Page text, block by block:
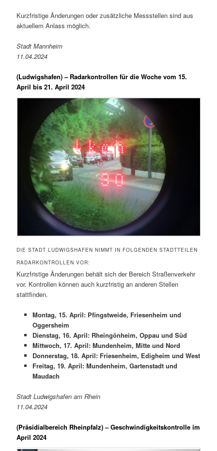
Kurzfristige Änderungen oder zusätzliche Messstellen sind aus
aktuellem Anlass möglich.
Stadt Mannheim
11.04.2024
(Ludwigshafen) – Radarkontrollen für die Woche vom 15.
April bis 21. April 2024
DIE STADT LUDWIGSHAFEN NIMMT IN FOLGENDEN STADTTEILEN
RADARKONTROLLEN VOR:
Kurzfristige Änderungen behält sich der Bereich Straßenverkehr
vor. Kontrollen können auch kurzfristig an anderen Stellen
stattfinden.
Montag, 15. April: Pfingstweide, Friesenheim und
Oggersheim
Dienstag, 16. April: Rheingönheim, Oppau und Süd
Mittwoch, 17. April: Mundenheim, Mitte und Nord
Donnerstag, 18. April: Friesenheim, Edigheim und West
Freitag, 19. April: Mundenheim, Gartenstadt und
Maudach
Stadt Ludwigshafen am Rhein
11.04.2024
(Präsidialbereich Rheinpfalz)– Geschwindigkeitskontrolle im
April 2024